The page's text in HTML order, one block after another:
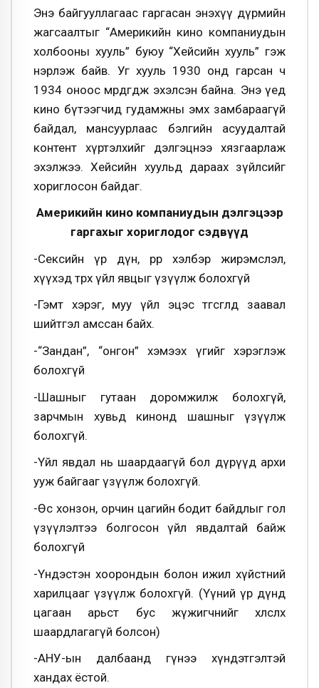
Энэ байгууллагаас гаргасан энэхүү дүрмийн
жагсаалтыг “Америкийн кино компаниудын
холбооны хууль” буюу “Хейсийн хууль” гэж
нэрлэж байв. Уг хууль 1930 онд гарсан ч
1934 оноос мөрдөгдөж эхэлсэн байна. Энэ үед
кино бүтээгчид гудамжны эмх замбараагүй
байдал, мансуурлаас бэлгийн асуудалтай
контент хүртэлхийг дэлгэцнээ хязгаарлаж
эхэлжээ. Хейсийн хуульд дараах зүйлсийг
хориглосон байдаг.
Америкийн кино компаниудын дэлгэцээр
гаргахыг хориглодог сэдвүүд
-Сексийн үр дүн, өөрөөр хэлбэр жирэмслэл,
хүүхэд төрөх үйл явцыг үзүүлж болохгүй
-Гэмт хэрэг, муу үйл эцэс төгсгөлдөө заавал
шийтгэл амссан байх.
-“Зандан”, “онгон” хэмээх үгийг хэрэглэж
болохгүй
-Шашныг гутаан доромжилж болохгүй,
зарчмын хувьд кинонд шашныг үзүүлж
болохгүй.
-Үйл явдал нь шаардаагүй бол дүрүүд архи
ууж байгааг үзүүлж болохгүй.
-Өс хонзон, орчин цагийн бодит байдлыг гол
үзүүлэлтээ болгосон үйл явдалтай байж
болохгүй
-Үндэстэн хоорондын болон ижил хүйстний
харилцааг үзүүлж болохгүй. (Үүний үр дүнд
цагаан арьст бус жүжигчнийг хөлслөх
шаардлагагүй болсон)
-АНУ-ын далбаанд гүнээ хүндэтгэлтэй
хандах ёстой.